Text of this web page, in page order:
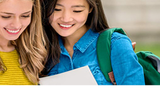
අධ්‍යයනය පිළිබඳ
ශාස්ත්‍රවේදී උපාධිය
2026 සදහා අයදුම්පත්
කැදවීම
HelaPOS QR කේත
නිර්මාණ සේවාව
ජාතික
සඳහා
කිරීම